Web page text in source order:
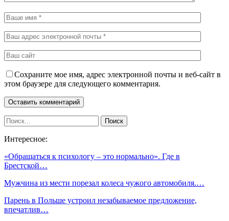
Сохраните мое имя, адрес электронной почты и веб-сайт в
этом браузере для следующего комментария.
Интересное:
«Обращаться к психологу – это нормально». Где в
Брестской…
Мужчина из мести порезал колеса чужого автомобиля.…
Парень в Польше устроил незабываемое предложение,
впечатлив…